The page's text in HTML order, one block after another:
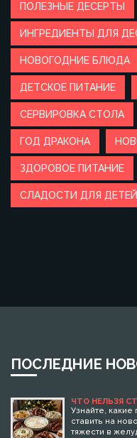
ПОЛЕЗНЫЕ ДЕСЕРТЫ
ИНГРЕДИЕНТЫ ДЛЯ
НОВОГОДНИЕ БЛЮДА
ДЕТСКОЕ ПИТАНИЕ
СЕРВИРОВКА СТОЛА
ГОД ДРАКОНА
ЗДОРОВОЕ ПИТАНИЕ
СЛАДОСТИ ДЛЯ ДЕТЕЙ
ПОСЛЕДНИЕ
ЧТО НЕЛЬЗЯ
Узнайте,
ставить на
тяжести в